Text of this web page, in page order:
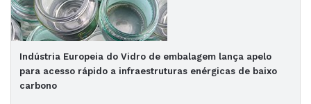
Indústria Europeia do Vidro de embalagem lança apelo
para acesso rápido a infraestruturas enérgicas de baixo
carbono